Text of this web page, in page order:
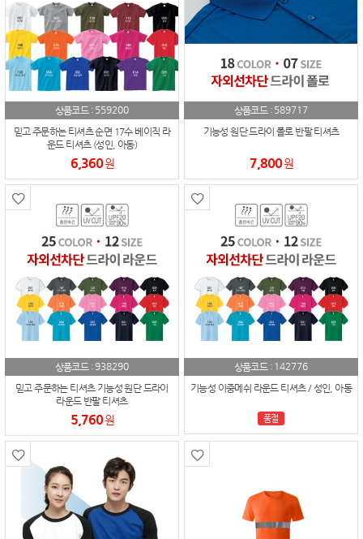
상품코드 : 559200
믿고 주문하는 티셔츠 순면 17수 베이직 라
운드 티셔츠 (성인, 아동)
6,360원
상품코드 : 589717
기능성 원단 드라이 폴로 반팔 티셔츠
7,800원
상품코드 :938290
믿고 주문하는 티셔츠 기능성 원단 드라이
라운드 반팔 티셔츠
5,760원
상품코드 : 142776
기능성 이중메쉬 라운드 티셔츠 / 성인, 아동
품절